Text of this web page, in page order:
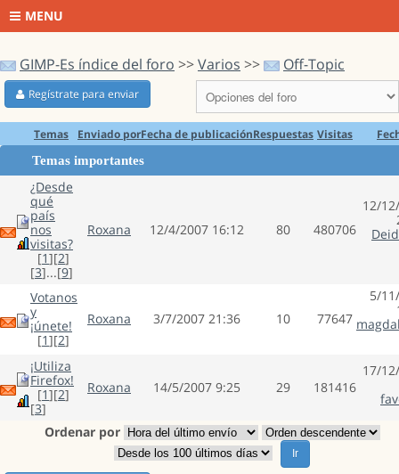
MENU
GIMP-Es índice del foro >>Varios >> Off-Topic
Regístrate para enviar
Temas Enviado porFecha de publicaciónRespuestas Visitas
Temas importantes
¿Desde
qué
país
nos
visitas?
[1][2]
[3]...[9]
Roxana 12/4/2007 16:12 80 480706
12/
Votanos
y
¡únete!
[1][2]
Roxana 3/7/2007 21:36 10 77647
5/
¡Utiliza
Firefox!
[1][2]
[3]
Roxana 14/5/2007 9:25 29 181416
17/
Ordenar por
Ir